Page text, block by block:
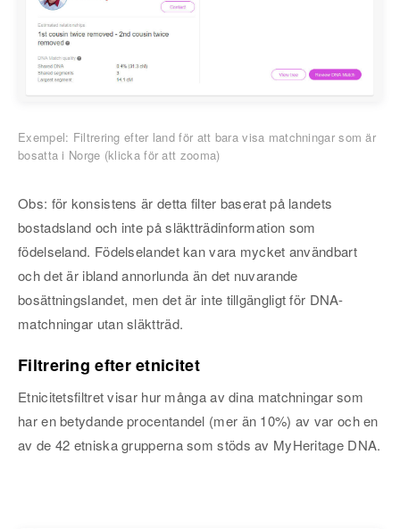
Exempel: Filtrering efter land för att bara visa matchningar som är
bosatta i Norge (klicka för att zooma)
Obs: för konsistens är detta filter baserat på landets
bostadsland och inte på släktträdinformation som
födelseland. Födelselandet kan vara mycket användbart
och det är ibland annorlunda än det nuvarande
bosättningslandet, men det är inte tillgängligt för DNA-
matchningar utan släktträd.
Filtrering efter etnicitet
Etnicitetsfiltret visar hur många av dina matchningar som
har en betydande procentandel (mer än 10%) av var och en
av de 42 etniska grupperna som stöds av MyHeritage DNA.